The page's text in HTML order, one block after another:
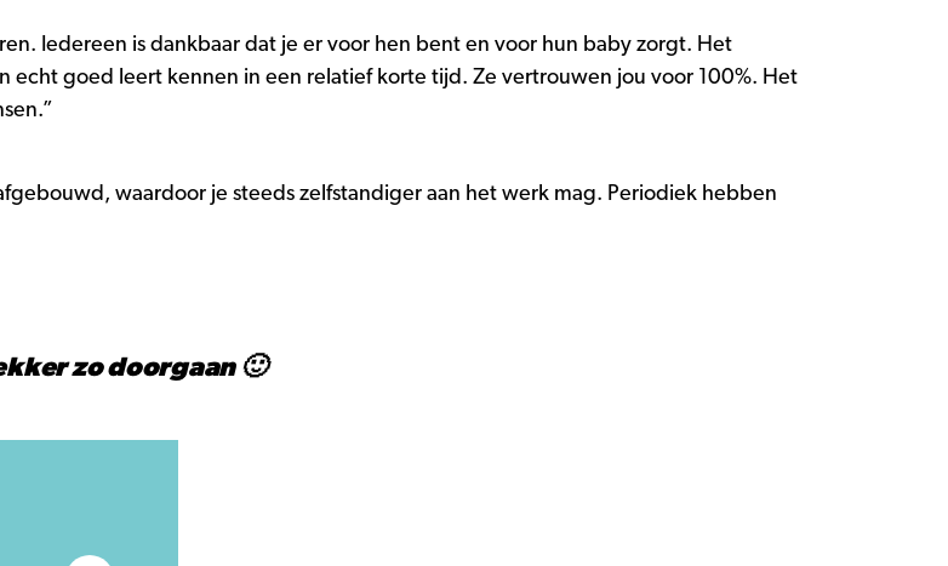
Iedereen is dankbaar dat je er voor hen bent en voor hun baby zorgt. Het
echt goed leert kennen in een relatief korte tijd. Ze vertrouwen jou voor 100%. Het
waardoor je steeds zelfstandiger aan het werk mag. Periodiek hebben
zo doorgaan 🙂